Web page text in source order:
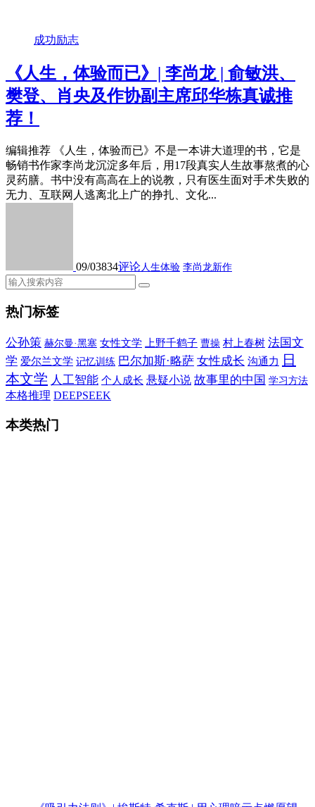
成功励志
《人生，体验而已》| 李尚龙 | 俞敏洪、
樊登、肖央及作协副主席邱华栋真诚推
荐！
编辑推荐 《人生，体验而已》不是一本讲大道理的书，它是
畅销书作家李尚龙沉淀多年后，用17段真实人生故事熬煮的心
灵药膳。书中没有高高在上的说教，只有医生面对手术失败的
无力、互联网人逃离北上广的挣扎、文化...
09/03834评论人生体验 李尚龙新作
热门标签
公孙策 赫尔曼·黑塞 女性文学 上野千鹤子 曹操 村上春树 法国文
学 爱尔兰文学 记忆训练 巴尔加斯·略萨 女性成长 沟通力 日
本文学 人工智能 个人成长 悬疑小说 故事里的中国 学习方法
本格推理 DEEPSEEK
本类热门